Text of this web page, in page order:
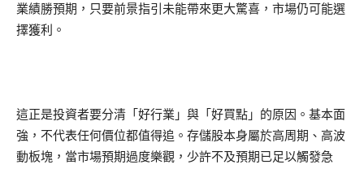
業績勝預期，只要前景指引未能帶來更大驚喜，市場仍可能選
擇獲利。
這正是投資者要分清「好行業」與「好買點」的原因。基本面
強，不代表任何價位都值得追。存儲股本身屬於高周期、高波
動板塊，當市場預期過度樂觀，少許不及預期已足以觸發急